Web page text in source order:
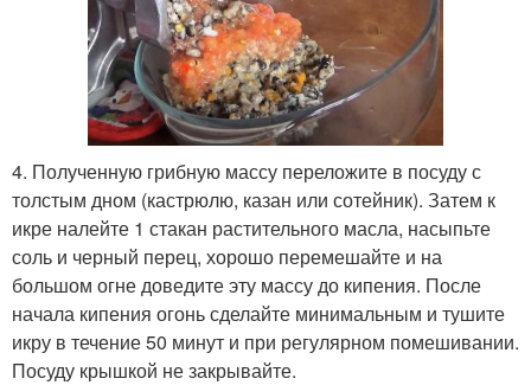
4. Полученную грибную массу переложите в посуду с
толстым дном (кастрюлю, казан или сотейник). Затем к
икре налейте 1 стакан растительного масла, насыпьте
соль и черный перец, хорошо перемешайте и на
большом огне доведите эту массу до кипения. После
начала кипения огонь сделайте минимальным и тушите
икру в течение 50 минут и при регулярном помешивании.
Посуду крышкой не закрывайте.